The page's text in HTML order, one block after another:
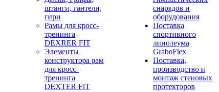
штанги, гантели,
гири
Рамы для кросс-
тренинга
DEXRER FIT
Элементы
конструктора рам
для кросс-
тренинга
DEXTER FIT
снарядов и
оборудования
Поставка
спортивного
линолеума
GraboFlex
Поставка,
производство и
монтаж стеновых
протекторов